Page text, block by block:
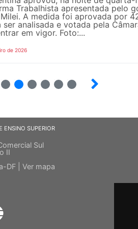
Trabalhista apresentada pelo
A medida foi aprovada por
ser analisada e votada pela
em vigor. Foto:...
de 2026
ENSINO SUPERIOR
Sul
II
DF | Ver mapa